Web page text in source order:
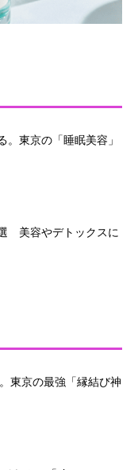
東京の「睡眠美容」
美容やデトックスに
東京の最強「縁結び神